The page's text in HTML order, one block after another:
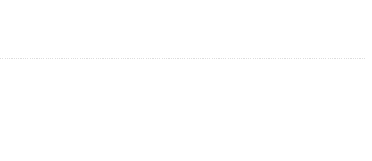
restaurantes